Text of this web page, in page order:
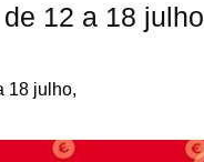
12 a 18 julho
18 julho,